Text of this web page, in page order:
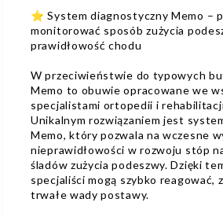
⭐ System diagnostyczny Memo –
monitorować sposób zużycia
prawidłowość chodu
W przeciwieństwie do typowych
Memo to obuwie opracowane we
specjalistami ortopedii i
Unikalnym rozwiązaniem jest
Memo, który pozwala na wczesne
nieprawidłowości w rozwoju stóp
śladów zużycia podeszwy. Dzięki
specjaliści mogą szybko reagować,
trwałe wady postawy.